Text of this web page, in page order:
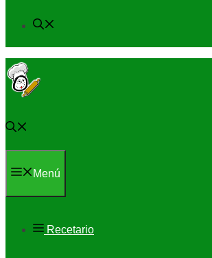
Menú
Recetario